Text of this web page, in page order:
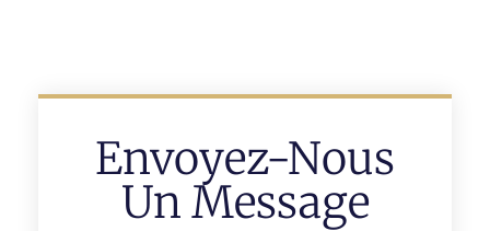
Envoyez-Nous
Un Message